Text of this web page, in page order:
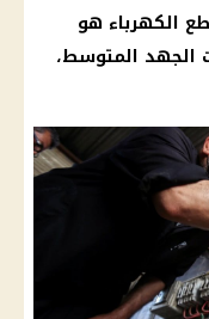
الكهرباء هو
الجهد المتوسط،